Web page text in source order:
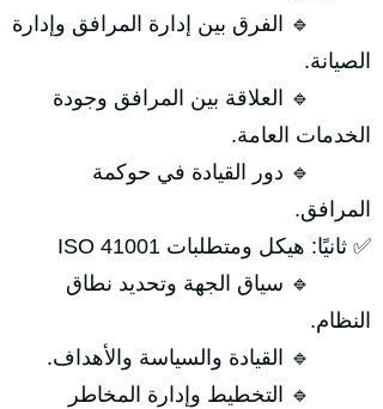
🔹 الفرق بين إدارة المرافق وإدارة
الصيانة.
🔹 العلاقة بين المرافق وجودة
الخدمات العامة.
🔹 دور القيادة في حوكمة
المرافق.
✅ ثانيًا: هيكل ومتطلبات ISO 41001
🔹 سياق الجهة وتحديد نطاق
النظام.
🔹 القيادة والسياسة والأهداف.
🔹 التخطيط وإدارة المخاطر